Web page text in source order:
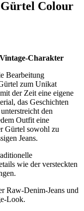
Colour
Charakter
Bearbeitung
zum Unikat
der Zeit eine eigene
das Geschichten
den
Outfit eine
Gürtel sowohl zu
Jeans.
wie der versteckten
Raw-Denim-Jeans und
Look.